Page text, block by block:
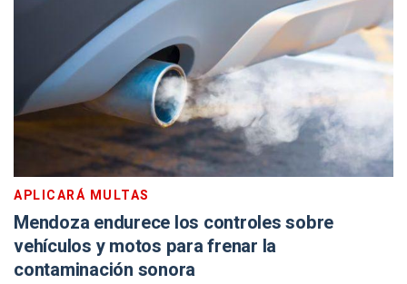
APLICARÁ MULTAS
Mendoza endurece los controles sobre
vehículos y motos para frenar la
contaminación sonora